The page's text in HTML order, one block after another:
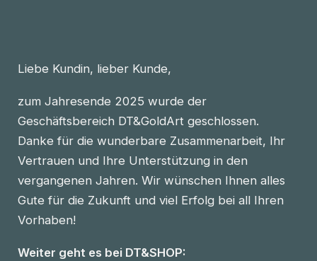
Liebe Kundin, lieber Kunde,
zum Jahresende 2025 wurde der
Geschäftsbereich DT&GoldArt geschlossen.
Danke für die wunderbare Zusammenarbeit, Ihr
Vertrauen und Ihre Unterstützung in den
vergangenen Jahren. Wir wünschen Ihnen alles
Gute für die Zukunft und viel Erfolg bei all Ihren
Vorhaben!
Weiter geht es bei DT&SHOP: